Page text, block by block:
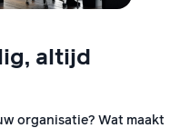
altijd
organisatie? Wat maakt